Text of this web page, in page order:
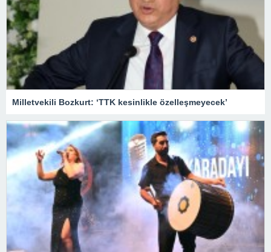
Milletvekili Bozkurt: ‘TTK kesinlikle özelleşmeyecek’